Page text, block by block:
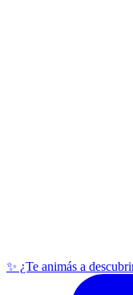
✨ ¿Te animás a